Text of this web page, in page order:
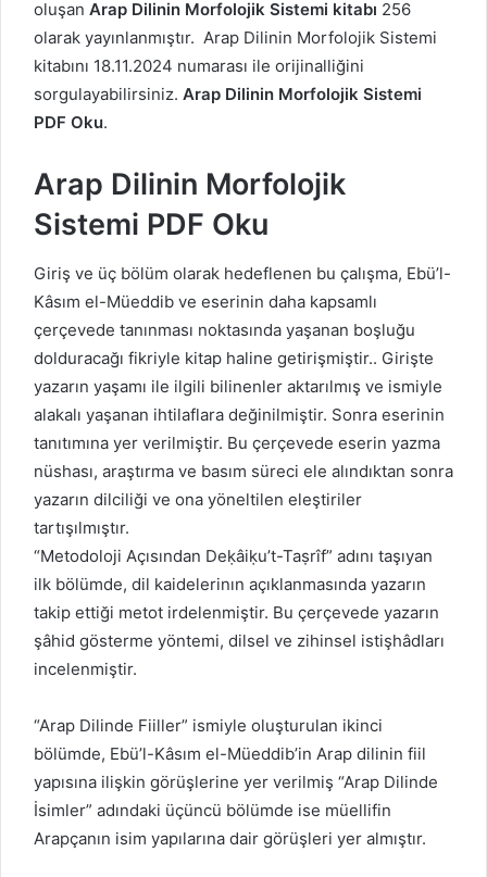
oluşan Arap Dilinin Morfolojik Sistemi kitabı 256
olarak yayınlanmıştır. Arap Dilinin Morfolojik Sistemi
kitabını 18.11.2024 numarası ile orijinalliğini
sorgulayabilirsiniz. Arap Dilinin Morfolojik Sistemi
PDF Oku.
Arap Dilinin Morfolojik
Sistemi PDF Oku
Giriş ve üç bölüm olarak hedeflenen bu çalışma, Ebü’l-
Kâsım el-Müeddib ve eserinin daha kapsamlı
çerçevede tanınması noktasında yaşanan boşluğu
dolduracağı fikriyle kitap haline getirişmiştir.. Girişte
yazarın yaşamı ile ilgili bilinenler aktarılmış ve ismiyle
alakalı yaşanan ihtilaflara değinilmiştir. Sonra eserinin
tanıtımına yer verilmiştir. Bu çerçevede eserin yazma
nüshası, araştırma ve basım süreci ele alındıktan sonra
yazarın dilciliği ve ona yöneltilen eleştiriler
tartışılmıştır.
“Metodoloji Açısından Deḳâiḳu’t-Taṣrîf” adını taşıyan
ilk bölümde, dil kaidelerinın açıklanmasında yazarın
takip ettiği metot irdelenmiştir. Bu çerçevede yazarın
şâhid gösterme yöntemi, dilsel ve zihinsel istişhâdları
incelenmiştir.
“Arap Dilinde Fiiller” ismiyle oluşturulan ikinci
bölümde, Ebü’l-Kâsım el-Müeddib’in Arap dilinin fiil
yapısına ilişkin görüşlerine yer verilmiş “Arap Dilinde
İsimler” adındaki üçüncü bölümde ise müellifin
Arapçanın isim yapılarına dair görüşleri yer almıştır.